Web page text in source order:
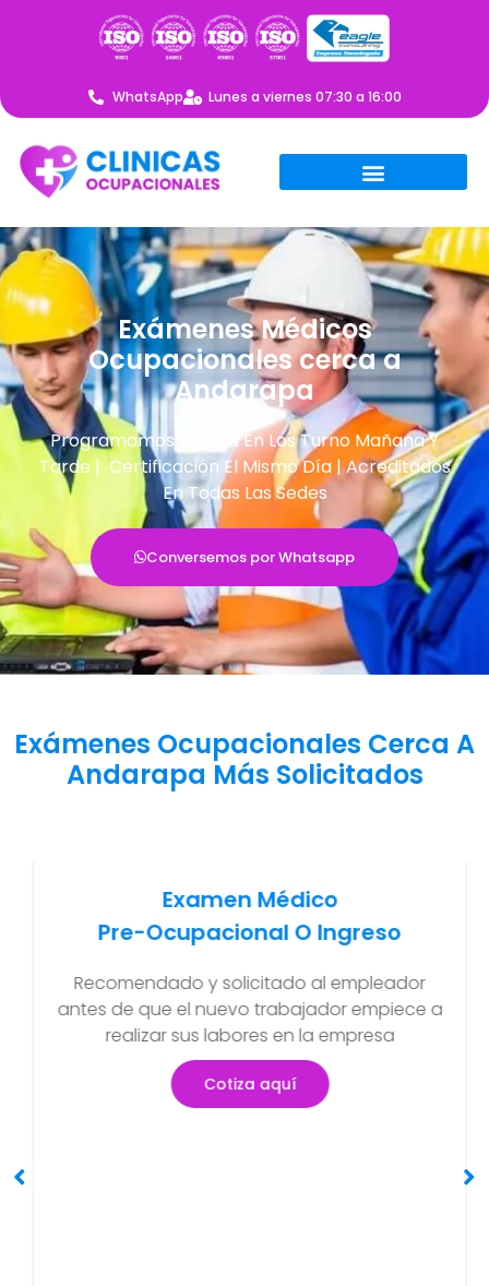
WhatsApp Lunes a viernes 07:30 a 16:00
Exámenes Médicos
Ocupacionales cerca a
Andarapa
Programamos Tu Cita En Los Turno Mañana Y
Tarde | Certificación El Mismo Día | Acreditados
En Todas Las Sedes
Conversemos por Whatsapp
Exámenes Ocupacionales Cerca A
Andarapa Más Solicitados